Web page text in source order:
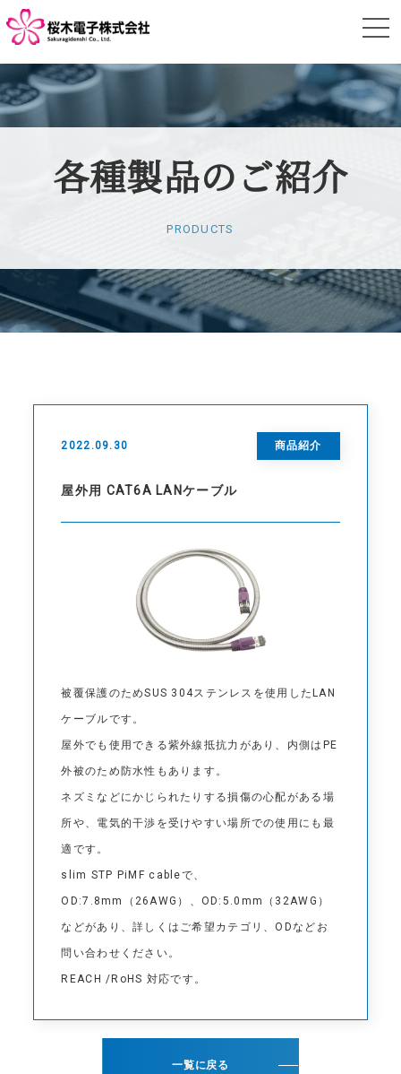
各種製品のご紹介
PRODUCTS
2022.09.30 商品紹介
屋外用 CAT6A LANケーブル
被覆保護のためSUS 304ステンレスを使用したLAN
ケーブルです。
屋外でも使用できる紫外線抵抗力があり、内側はPE
外被のため防水性もあります。
ネズミなどにかじられたりする損傷の心配がある場
所や、電気的干渉を受けやすい場所での使用にも最
適です。
slim STP PiMF cableで、
OD:7.8mm（26AWG）、OD:5.0mm（32AWG）
などがあり、詳しくはご希望カテゴリ、ODなどお
問い合わせください。
REACH /RoHS 対応です。
一覧に戻る